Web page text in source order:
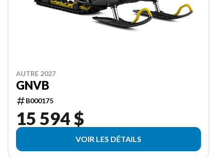
AUTRE 2027
GNVB
B000175
15 594 $
VOIR LES DÉTAILS